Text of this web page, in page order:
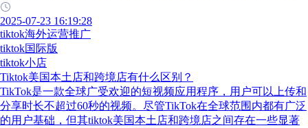
2025-07-23 16:19:28
tiktok海外运营推广
tiktok国际版
tiktok小店
Tiktok美国本土店和跨境店有什么区别？
TikTok是一款全球广受欢迎的短视频应用程序，用户可以上传和
分享时长不超过60秒的视频。尽管TikTok在全球范围内都有广泛
的用户基础，但其tiktok美国本土店和跨境店之间存在一些显著